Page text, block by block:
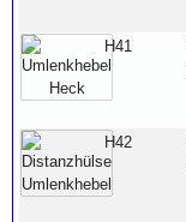
H41
H42